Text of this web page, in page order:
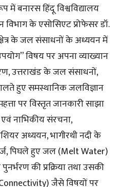
बनारस हिंदू विश्वविद्यालय
विभाग के एसोसिएट प्रोफेसर डॉ.
के जल संसाधनों के अध्ययन में
विषय पर अपना व्याख्यान
उत्तराखंड के जल संसाधनों,
हुए समस्थानिक जलविज्ञान
पर विस्तृत जानकारी साझा
एवं नाभिकीय संरचना,
अध्ययन, भागीरथी नदी के
पिघले हुए जल (Melt Water)
की प्रक्रिया तथा उसकी
जैसे विषयों पर